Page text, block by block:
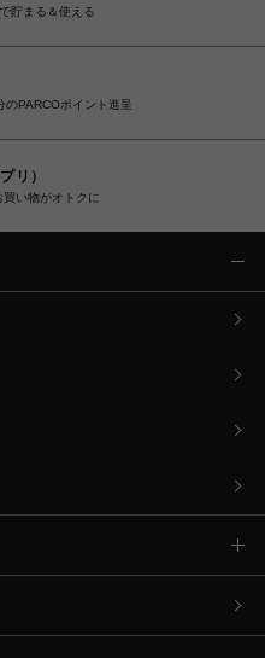
貯まる＆使える
PARCOポイント進呈
リ）
買い物がオトクに